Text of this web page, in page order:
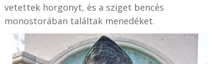
vetettek horgonyt, és a sziget bencés
monostorában találtak menedéket.